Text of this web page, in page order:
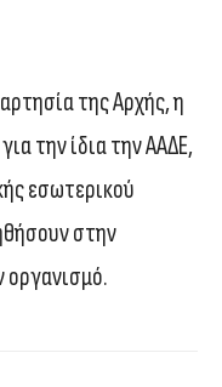
της Αρχής, η
την ίδια την ΑΑΔΕ,
εσωτερικού
στην